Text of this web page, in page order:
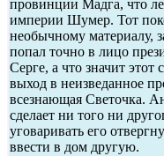
провинции Мадга, что
империи Шумер. Тот
необычному материалу,
попал точно в лицо
Серге, а что значит
выход в неизведанное
всезнающая Светочка.
сделает ни того ни
уговаривать его
ввести в дом другую.